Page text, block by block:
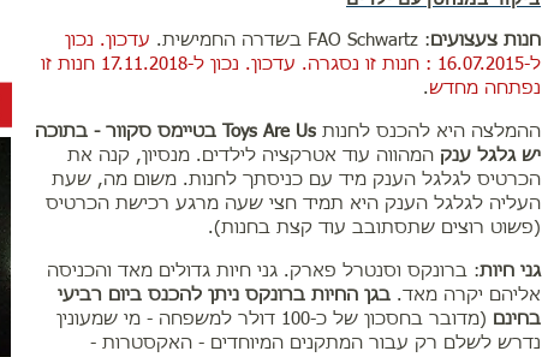
חנות צעצועים: FAO Schwartz בשדרה החמישית.
עדכון. נכון
ל-16.07.2015 : חנות זו נסגרה. עדכון. נכון ל-17.11.2018 חנות זו
נפתחה מחדש.
ההמלצה היא להכנס לחנות
Toys Are Us בטיימס סקוור - בתוכה
יש גלגל ענק המהווה עוד אטרקציה לילדים. מנסיון, קנה את
הכרטיס לגלגל הענק מיד עם כניסתך לחנות. משום מה, שעת
העליה לגלגל הענק היא תמיד חצי שעה מרגע רכישת הכרטיס
(פשוט רוצים שתסתובב עוד קצת בחנות).
גני חיות: ברונקס וסנטרל פארק. גני חיות גדולים מאד והכניסה
אליהם יקרה מאד. בגן החיות ברונקס ניתן להכנס ביום רביעי
בחינם
(מדובר בחסכון של כ-100 דולר למשפחה - מי שמעונין
נדרש לשלם רק עבור המתקנים המיוחדים - האקסטרות -